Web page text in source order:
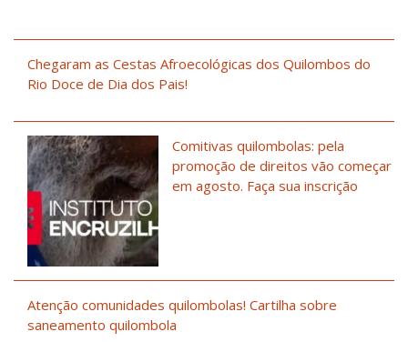
Chegaram as Cestas Afroecológicas dos Quilombos do
Rio Doce de Dia dos Pais!
Comitivas quilombolas: pela
promoção de direitos vão começar
em agosto. Faça sua inscrição
Atenção comunidades quilombolas! Cartilha sobre
saneamento quilombola